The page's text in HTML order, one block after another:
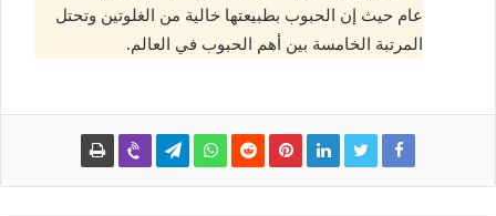
عام حيث إن الحبوب بطبيعتها خالية من الغلوتين وتحتل
المرتبة الخامسة بين أهم الحبوب في العالم.